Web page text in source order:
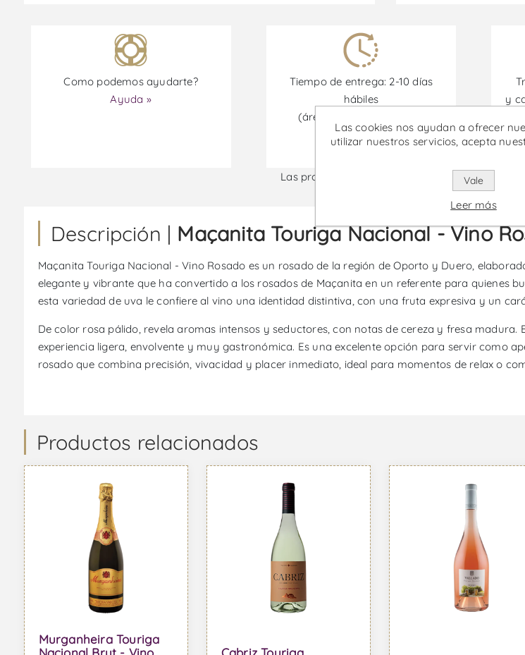
Como podemos ayudarte?
Ayuda »
Tiempo de entrega: 2-10 días
hábiles
(áreas remotas e islas no
incluidas)
y
Las promociones están disponibles desde el
Descripción | Maçanita Touriga Nacional - Vino
Maçanita Touriga Nacional - Vino Rosado es un rosado de la región de Oporto y Duero,
elegante y vibrante que ha convertido a los rosados de Maçanita en un referente para quienes
esta variedad de uva le confiere al vino una identidad distintiva, con una fruta expresiva y un
De color rosa pálido, revela aromas intensos y seductores, con notas de cereza y fresa
experiencia ligera, envolvente y muy gastronómica. Es una excelente opción para servir como
rosado que combina precisión, vivacidad y placer inmediato, ideal para momentos de relax o
Productos relacionados
Murganheira Touriga
Las cookies nos ayudan a ofrecer
utilizar nuestros servicios, acepta
Vale
Leer más